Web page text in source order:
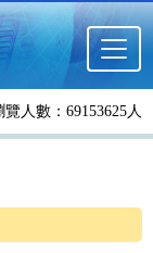
覽人數：69153625人